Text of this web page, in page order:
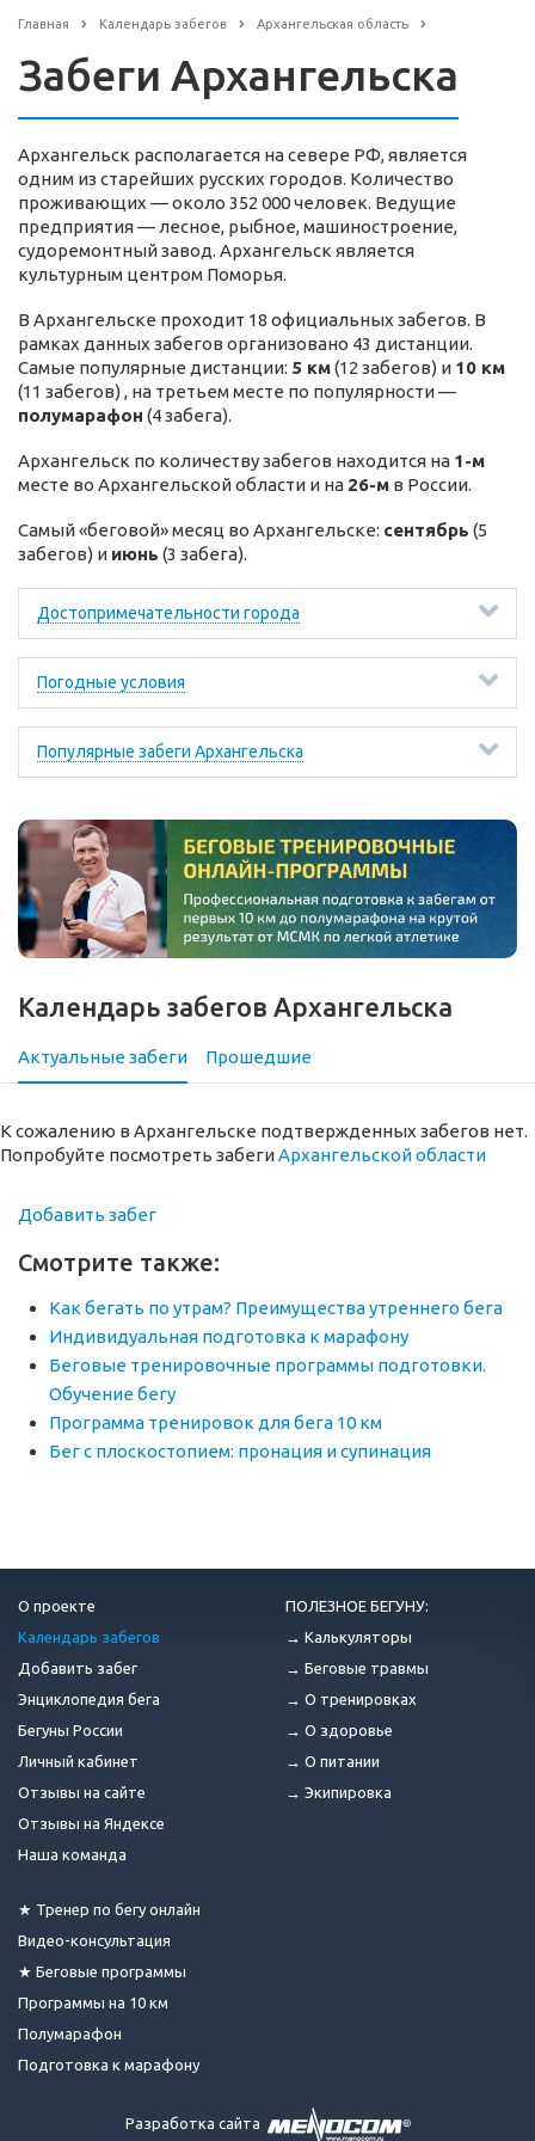
Главная Календарь забегов Архангельская область
Забеги Архангельска
Архангельск располагается на севере РФ, является
одним из старейших русских городов. Количество
проживающих — около 352 000 человек. Ведущие
предприятия — лесное, рыбное, машиностроение,
судоремонтный завод. Архангельск является
культурным центром Поморья.
В Архангельске проходит 18 официальных забегов. В
рамках данных забегов организовано 43 дистанции.
Самые популярные дистанции: 5 км(12 забегов) и 10 км
(11 забегов) , на третьем месте по популярности —
полумарафон (4 забега).
Архангельск по количеству забегов находится на 1-м
месте во Архангельской области и на 26-м в России.
Самый «беговой» месяц во Архангельске: сентябрь (5
забегов) и июнь (3 забега).
Достопримечательности города
Погодные условия
Популярные забеги Архангельска
Календарь забегов Архангельска
Актуальные забеги Прошедшие
К сожалению в Архангельске подтвержденных забегов нет.
Попробуйте посмотреть забегиАрхангельской области
Добавить забег
Смотрите также:
Как бегать по утрам? Преимущества утреннего бега
Индивидуальная подготовка к марафону
Беговые тренировочные программы подготовки.
Обучение бегу
Программа тренировок для бега 10 км
Бег с плоскостопием: пронация и супинация
О проекте
Календарь забегов
Добавить забег
Энциклопедия бега
Бегуны России
Личный кабинет
Отзывы на сайте
Отзывы на Яндексе
Наша команда
★ Тренер по бегу онлайн
Видео-консультация
★ Беговые программы
Программы на 10 км
Полумарафон
Подготовка к марафону
ПОЛЕЗНОЕ БЕГУНУ:
→ Калькуляторы
→ Беговые травмы
→ О тренировках
→ О здоровье
→ О питании
→ Экипировка
Разработка сайта